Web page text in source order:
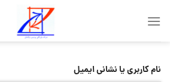
نام کاربری یا نشانی ایمیل